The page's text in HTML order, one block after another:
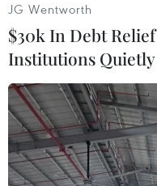
Thủ lĩnh của tổ chức
JG Wentworth
$30k In Debt
Institutions